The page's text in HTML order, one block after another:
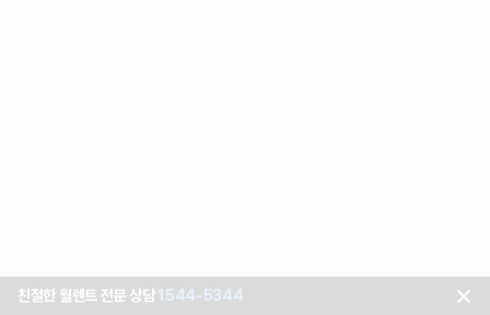
친절한 월렌트 전문 상담1544-5344